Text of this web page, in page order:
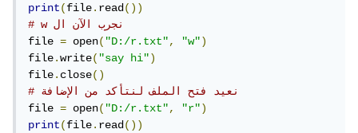
print(file.read())
file = open("D:/r.txt", "w")
file.write("say hi")
file.close()
# نعيد فتح الملف لنتأكد من الإضافة
file = open("D:/r.txt", "r")
print(file.read())